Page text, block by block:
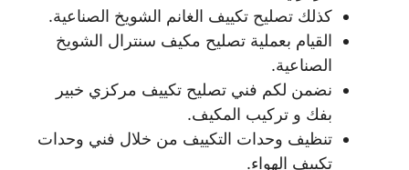
كذلك تصليح تكييف الغانم الشويخ الصناعية.
القيام بعملية تصليح مكيف سنترال الشويخ
الصناعية.
نضمن لكم فني تصليح تكييف مركزي خبير
بفك و تركيب المكيف.
تنظيف وحدات التكييف من خلال فني وحدات
تكييف الهواء.